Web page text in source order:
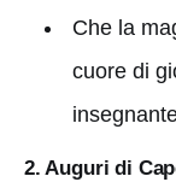
Che la
cuore di
2. Auguri di